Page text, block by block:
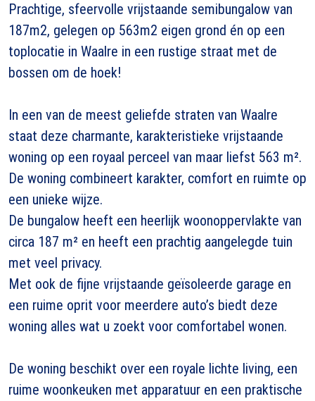
Prachtige, sfeervolle vrijstaande semibungalow van
187m2, gelegen op 563m2 eigen grond én op een
toplocatie in Waalre in een rustige straat met de
bossen om de hoek!
In een van de meest geliefde straten van Waalre
staat deze charmante, karakteristieke vrijstaande
woning op een royaal perceel van maar liefst 563 m².
De woning combineert karakter, comfort en ruimte op
een unieke wijze.
De bungalow heeft een heerlijk woonoppervlakte van
circa 187 m² en heeft een prachtig aangelegde tuin
met veel privacy.
Met ook de fijne vrijstaande geïsoleerde garage en
een ruime oprit voor meerdere auto’s biedt deze
woning alles wat u zoekt voor comfortabel wonen.
De woning beschikt over een royale lichte living, een
ruime woonkeuken met apparatuur en een praktische